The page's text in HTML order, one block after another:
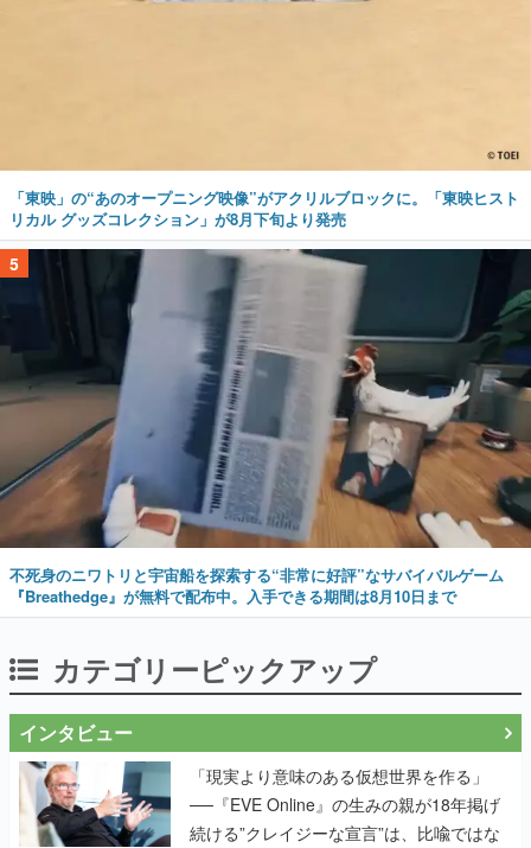
「東映」の“あのオープニング映像”がアクリルブロックに。「東映ヒスト
リカル グッズコレクション」が8月下旬より発売
5
不死身のニワトリと宇宙船を探索する“非常に好評”なサバイバルゲーム
『Breathedge』が無料で配布中。入手できる期間は8月10日まで
カテゴリーピックアップ
インタビュー
「現実より意味のある仮想世界を作る」
──『EVE Online』の生みの親が18年掲げ
続ける”クレイジーな宣言”は、比喩ではな